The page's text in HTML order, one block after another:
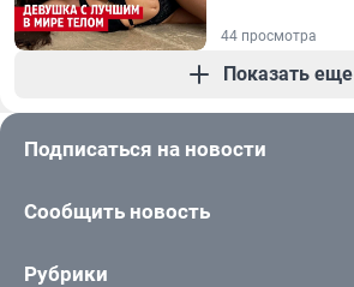
44 просмотра
Показать еще
Подписаться на новости
Сообщить новость
Рубрики